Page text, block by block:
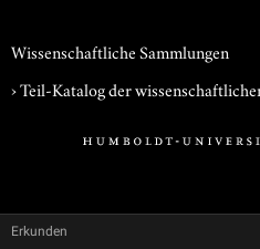
Wissenschaftliche Sammlungen
› Teil-Katalog der
Erkunden